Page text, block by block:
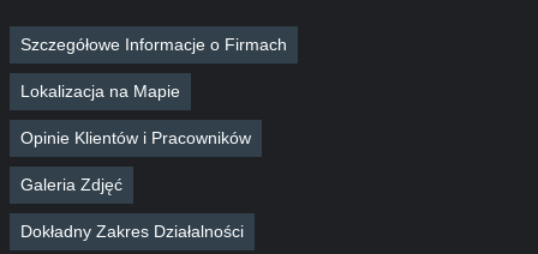
Szczegółowe Informacje o Firmach
Lokalizacja na Mapie
Opinie Klientów i Pracowników
Galeria Zdjęć
Dokładny Zakres Działalności